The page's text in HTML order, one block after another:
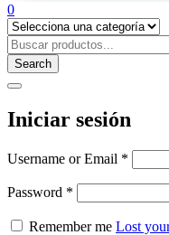
0
Search
Iniciar sesión
Username or Email *
Password *
Remember me Lost